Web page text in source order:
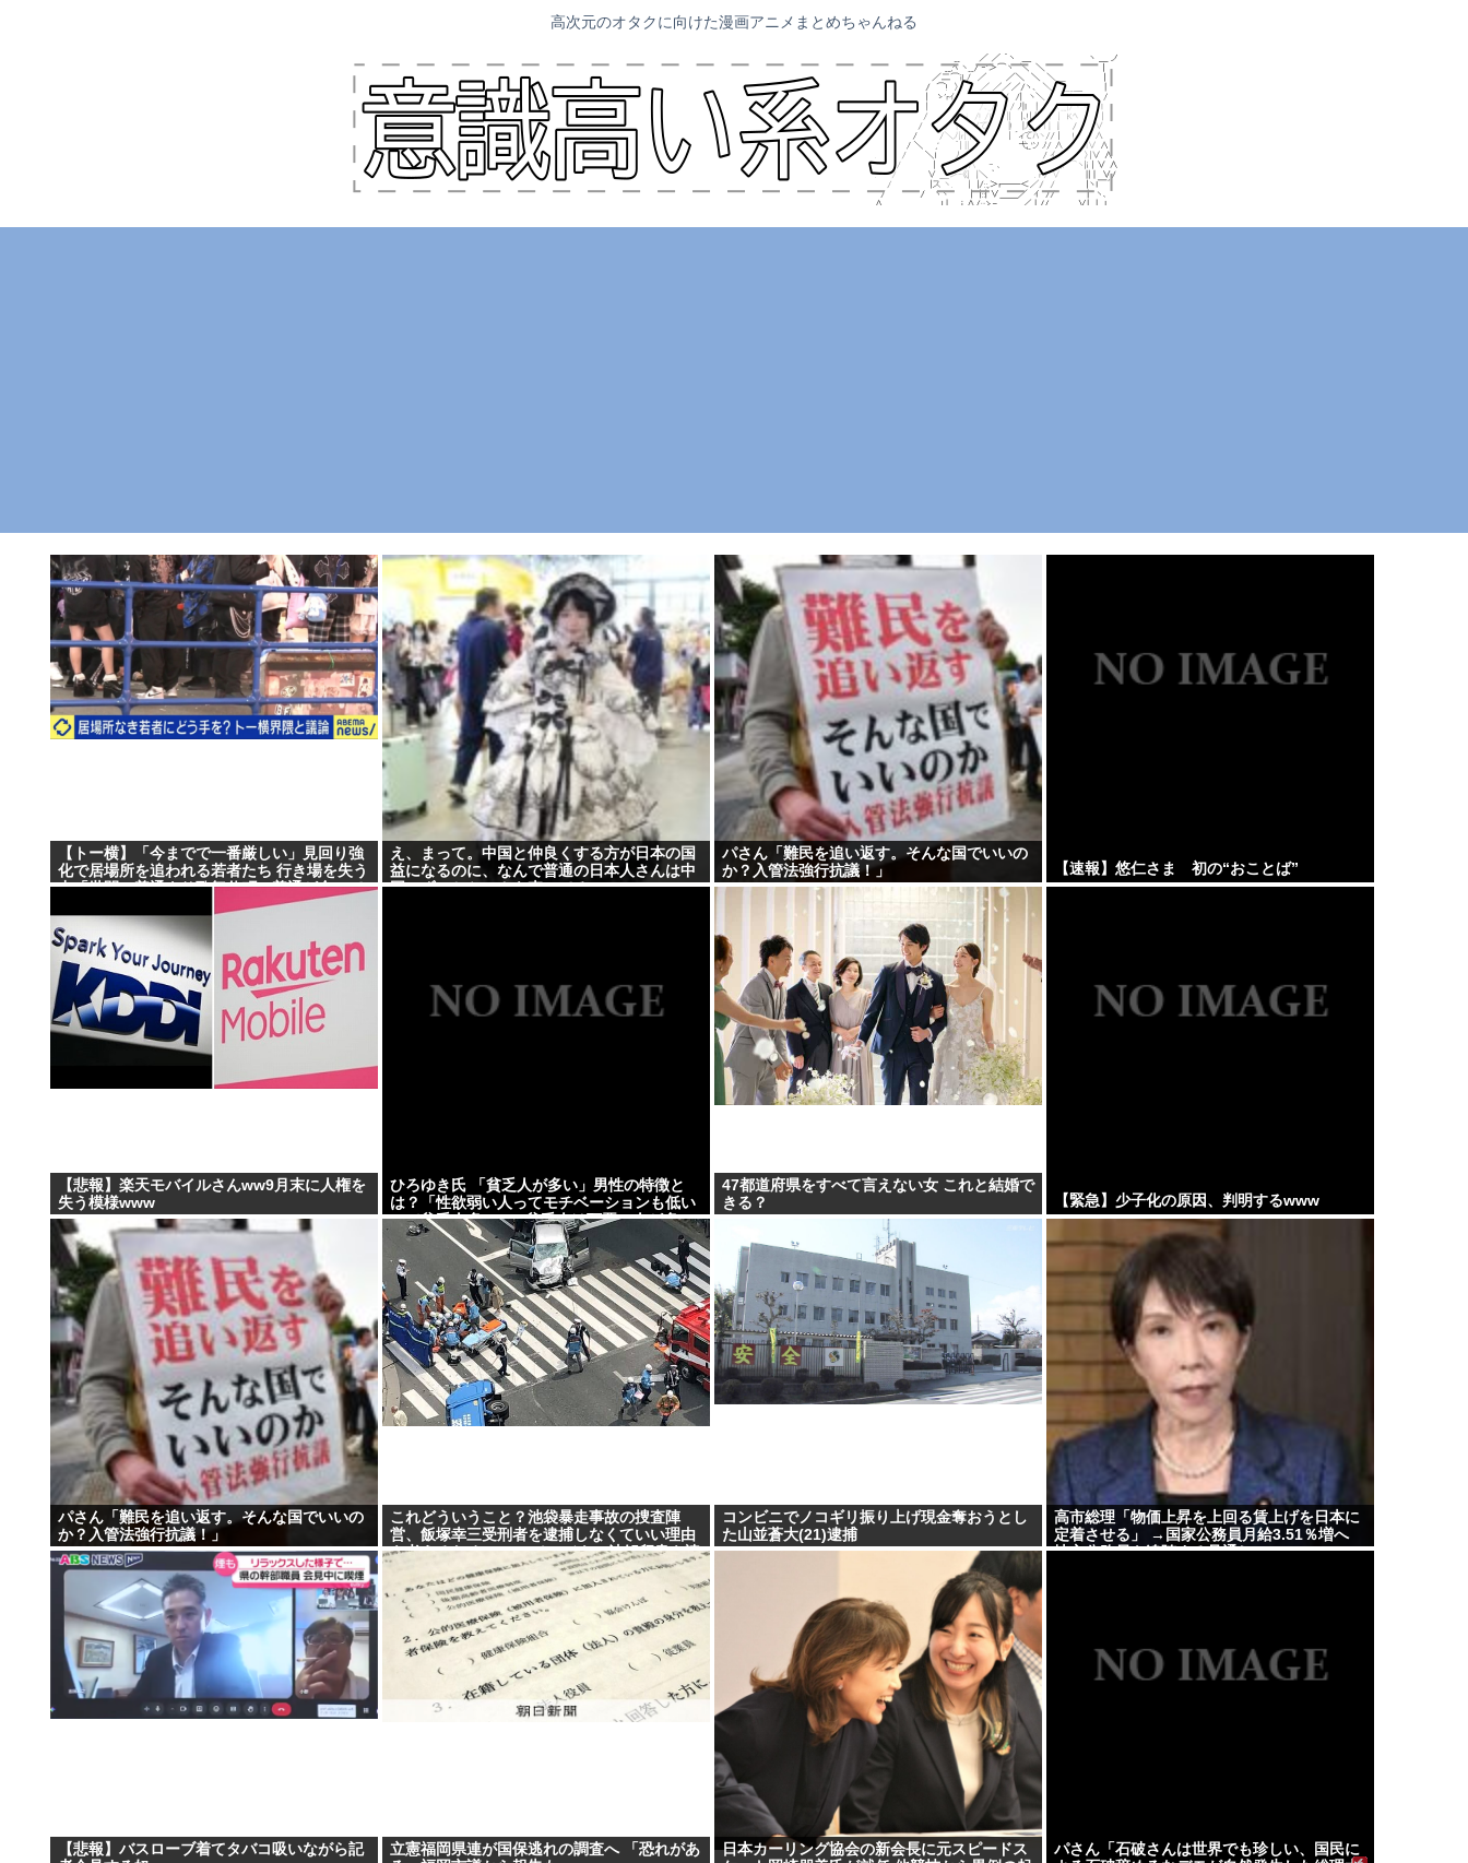
高次元のオタクに向けた漫画アニメまとめちゃんねる
【トー横】「今までで一番厳しい」見回り強
化で居場所を追われる若者たち 行き場を失う
中「世間の普通より歌舞伎町の普通が合って
え、まって。中国と仲良くする方が日本の国
益になるのに、なんで普通の日本人さんは中
国にずっとケンカを売ってるの
パさん「難民を追い返す。そんな国でいいの
か？入管法強行抗議！」
【速報】悠仁さま 初の“おことば”
【悲報】楽天モバイルさんww9月末に人権を
失う模様www
ひろゆき氏 「貧乏人が多い」男性の特徴と
は？「性欲弱い人ってモチベーションも低い
ので貧乏人多い」 | 貧乏人は頭悪い人が多い
47都道府県をすべて言えない女 これと結婚で
きる？
【緊急】少子化の原因、判明するwww
パさん「難民を追い返す。そんな国でいいの
か？入管法強行抗議！」
これどういうこと？池袋暴走事故の捜査陣
営、飯塚幸三受刑者を逮捕しなくていい理由
を考えるために1000ページもの法解釈書を読
んでた模様…自民議員からも圧力
コンビニでノコギリ振り上げ現金奪おうとし
た山並蒼大(21)逮捕
高市総理「物価上昇を上回る賃上げを日本に
定着させる」 →国家公務員月給3.51％増へ
地方公務員も追随する見通し
【悲報】バスローブ着てタバコ吸いながら記
立憲福岡県連が国保逃れの調査へ 「恐れがあ
日本カーリング協会の新会長に元スピードス
パさん「石破さんは世界でも珍しい、国民に